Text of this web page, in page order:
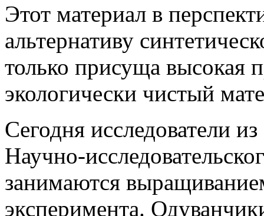
Этот материал в
альтернативу
только присуща высокая
экологически чистый
Сегодня исследователи
Научно-
занимаются
эксперимента.